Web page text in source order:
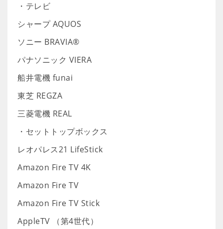
・テレビ
シャープ AQUOS
ソニー BRAVIA®
パナソニック VIERA
船井電機 funai
東芝 REGZA
三菱電機 REAL
・セットトップボックス
レオパレス21 LifeStick
Amazon Fire TV 4K
Amazon Fire TV
Amazon Fire TV Stick
AppleTV （第4世代）